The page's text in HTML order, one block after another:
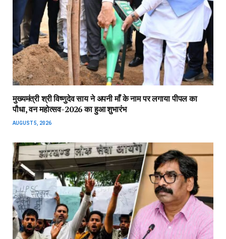
मुख्यमंत्री श्री विष्णुदेव साय ने अपनी माँ के नाम पर लगाया पीपल का
पौधा, वन महोत्सव-2026 का हुआ शुभारंभ
AUGUST 5, 2026